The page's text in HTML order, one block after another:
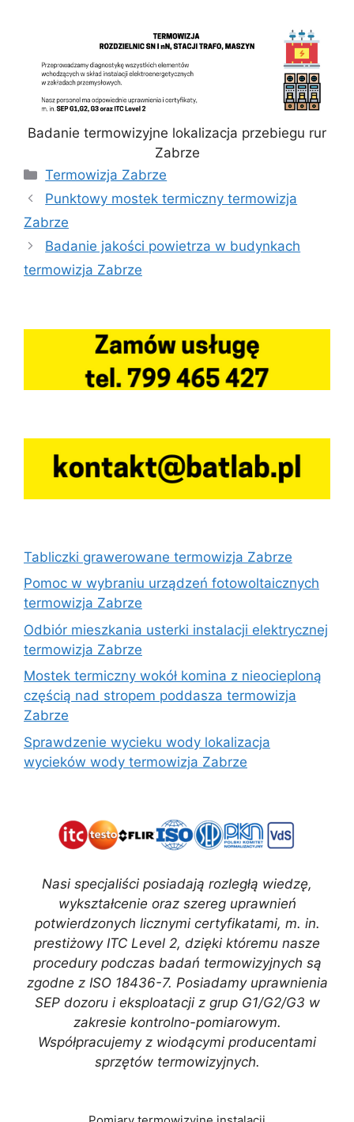
Badanie termowizyjne lokalizacja przebiegu rur
Zabrze
Kategorie
Termowizja Zabrze
Punktowy mostek termiczny termowizja
Zabrze
Badanie jakości powietrza w budynkach
termowizja Zabrze
Tabliczki grawerowane termowizja Zabrze
Pomoc w wybraniu urządzeń fotowoltaicznych
termowizja Zabrze
Odbiór mieszkania usterki instalacji elektrycznej
termowizja Zabrze
Mostek termiczny wokół komina z nieocieploną
częścią nad stropem poddasza termowizja
Zabrze
Sprawdzenie wycieku wody lokalizacja
wycieków wody termowizja Zabrze
Nasi specjaliści posiadają rozległą wiedzę,
wykształcenie oraz szereg uprawnień
potwierdzonych licznymi certyfikatami, m. in.
prestiżowy ITC Level 2, dzięki któremu nasze
procedury podczas badań termowizyjnych są
zgodne z ISO 18436-7. Posiadamy uprawnienia
SEP dozoru i eksploatacji z grup G1/G2/G3 w
zakresie kontrolno-pomiarowym.
Współpracujemy z wiodącymi producentami
sprzętów termowizyjnych.